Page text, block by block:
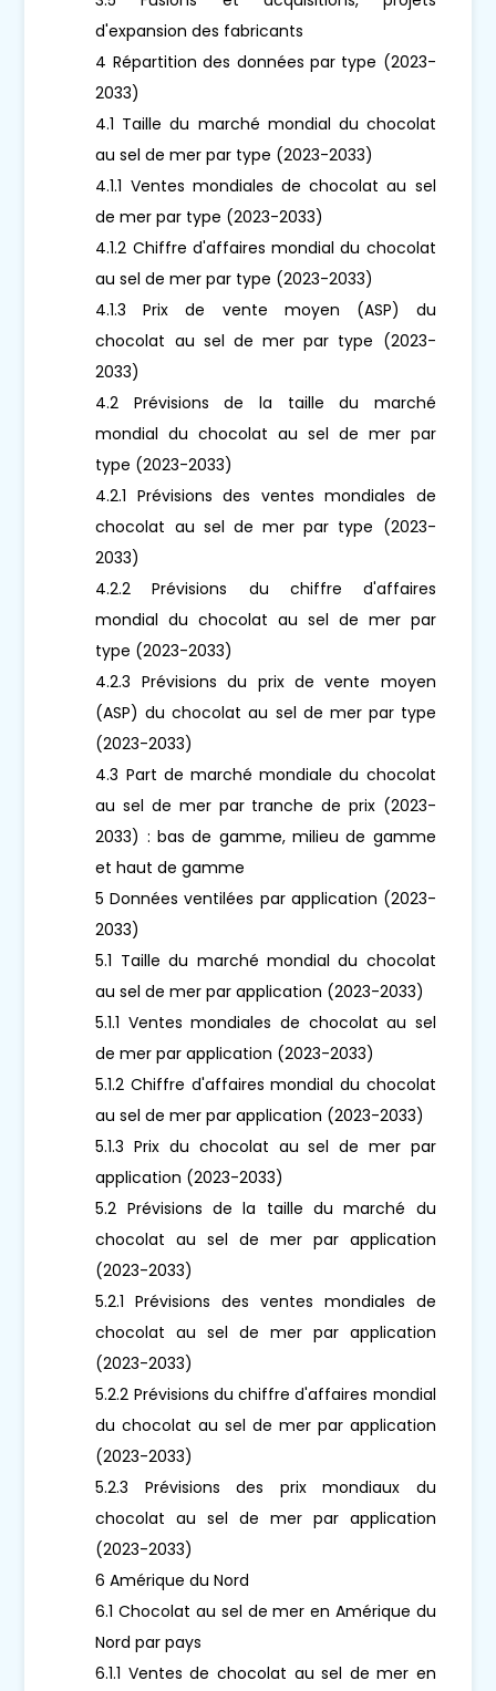
d'expansion des fabricants
4 Répartition des données par type (2023-
2033)
4.1 Taille du marché mondial du chocolat
au sel de mer par type (2023-2033)
4.1.1 Ventes mondiales de chocolat au sel
de mer par type (2023-2033)
4.1.2 Chiffre d'affaires mondial du chocolat
au sel de mer par type (2023-2033)
4.1.3 Prix de vente moyen (ASP) du
chocolat au sel de mer par type (2023-
2033)
4.2 Prévisions de la taille du marché
mondial du chocolat au sel de mer par
type (2023-2033)
4.2.1 Prévisions des ventes mondiales de
chocolat au sel de mer par type (2023-
2033)
4.2.2 Prévisions du chiffre d'affaires
mondial du chocolat au sel de mer par
type (2023-2033)
4.2.3 Prévisions du prix de vente moyen
(ASP) du chocolat au sel de mer par type
(2023-2033)
4.3 Part de marché mondiale du chocolat
au sel de mer par tranche de prix (2023-
2033) : bas de gamme, milieu de gamme
et haut de gamme
5 Données ventilées par application (2023-
2033)
5.1 Taille du marché mondial du chocolat
au sel de mer par application (2023-2033)
5.1.1 Ventes mondiales de chocolat au sel
de mer par application (2023-2033)
5.1.2 Chiffre d'affaires mondial du chocolat
au sel de mer par application (2023-2033)
5.1.3 Prix du chocolat au sel de mer par
application (2023-2033)
5.2 Prévisions de la taille du marché du
chocolat au sel de mer par application
(2023-2033)
5.2.1 Prévisions des ventes mondiales de
chocolat au sel de mer par application
(2023-2033)
5.2.2 Prévisions du chiffre d'affaires mondial
du chocolat au sel de mer par application
(2023-2033)
5.2.3 Prévisions des prix mondiaux du
chocolat au sel de mer par application
(2023-2033)
6 Amérique du Nord
6.1 Chocolat au sel de mer en Amérique du
Nord par pays
6.1.1 Ventes de chocolat au sel de mer en